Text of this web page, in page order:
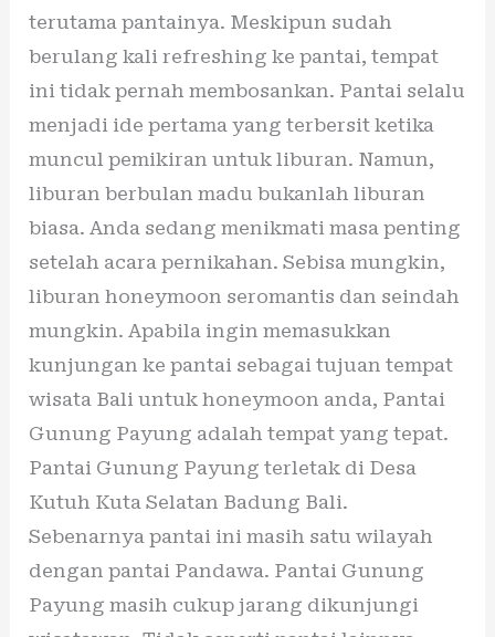
terutama pantainya. Meskipun sudah
berulang kali refreshing ke pantai, tempat
ini tidak pernah membosankan. Pantai selalu
menjadi ide pertama yang terbersit ketika
muncul pemikiran untuk liburan. Namun,
liburan berbulan madu bukanlah liburan
biasa. Anda sedang menikmati masa penting
setelah acara pernikahan. Sebisa mungkin,
liburan honeymoon seromantis dan seindah
mungkin. Apabila ingin memasukkan
kunjungan ke pantai sebagai tujuan tempat
wisata Bali untuk honeymoon anda, Pantai
Gunung Payung adalah tempat yang tepat.
Pantai Gunung Payung terletak di Desa
Kutuh Kuta Selatan Badung Bali.
Sebenarnya pantai ini masih satu wilayah
dengan pantai Pandawa. Pantai Gunung
Payung masih cukup jarang dikunjungi